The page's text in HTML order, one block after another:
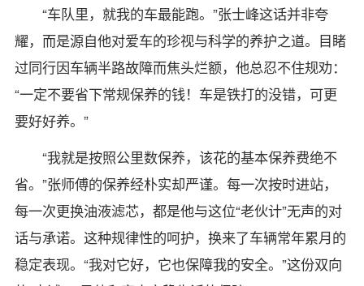
“车队里，就我的车最能跑。”张士峰这话并非夸
耀，而是源自他对爱车的珍视与科学的养护之道。目睹
过同行因车辆半路故障而焦头烂额，他总忍不住规劝：
“一定不要省下常规保养的钱！车是铁打的没错，可更
要好好养。”
“我就是按照公里数保养，该花的基本保养费绝不
省。”张师傅的保养经朴实却严谨。每一次按时进站，
每一次更换油液滤芯，都是他与这位“老伙计”无声的对
话与承诺。这种规律性的呵护，换来了车辆常年累月的
稳定表现。“我对它好，它也保障我的安全。”这份双向